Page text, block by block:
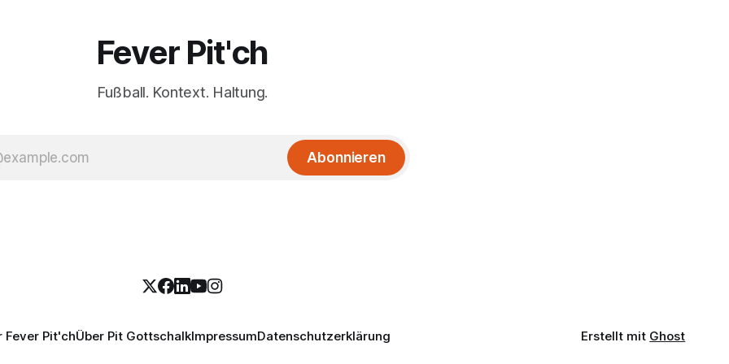
Fever Pit'ch
Fußball. Kontext. Haltung.
Abonnieren
Fever Pit'chÜber Pit GottschalkImpressumDatenschutzerklärung Erstellt mit Ghost